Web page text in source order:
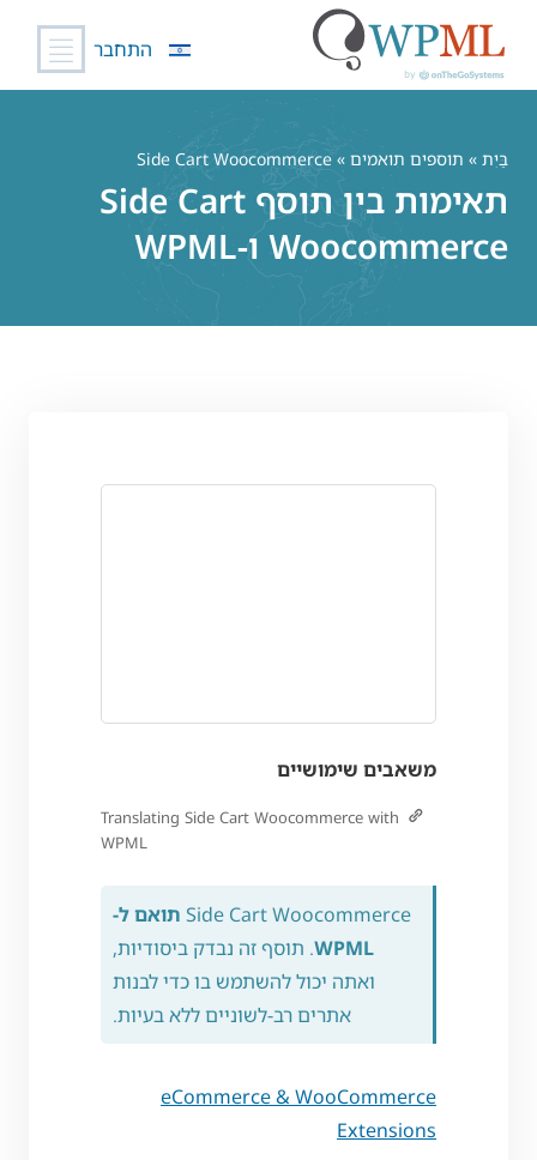
התחבר
בַּיִת » תוספים תואמים » Side Cart Woocommerce
תאימות בין תוסף Side Cart
Woocommerce ו-WPML
משאבים שימושיים
Translating Side Cart Woocommerce with
WPML
Side Cart Woocommerce תואם ל-
WPML. תוסף זה נבדק ביסודיות,
ואתה יכול להשתמש בו כדי לבנות
אתרים רב-לשוניים ללא בעיות.
eCommerce & WooCommerce
Extensions